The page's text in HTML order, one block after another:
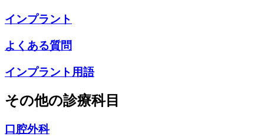
インプラント
よくある質問
インプラント用語
その他の診療科目
口腔外科